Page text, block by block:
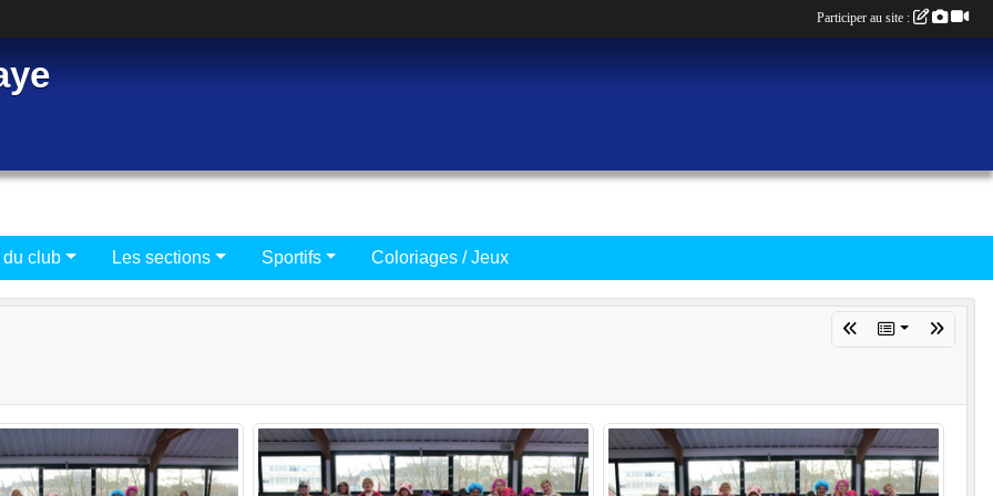
du club Les sections Sportifs Coloriages / Jeux
Participer au site :